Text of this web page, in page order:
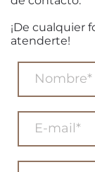
¡De cualquier
atenderte!